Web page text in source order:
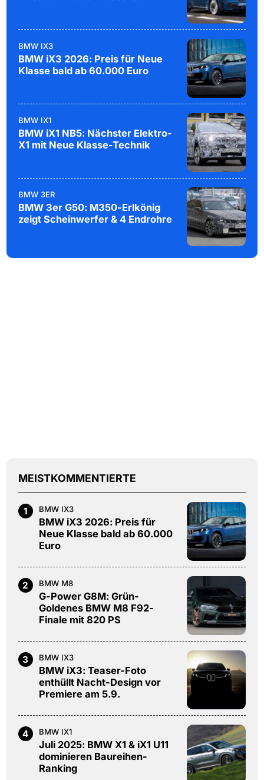
BMW IX3
BMW iX3 2026: Preis für Neue
Klasse bald ab 60.000 Euro
BMW IX1
BMW iX1 NB5: Nächster Elektro-
X1 mit Neue Klasse-Technik
BMW 3ER
BMW 3er G50: M350-Erlkönig
zeigt Scheinwerfer & 4 Endrohre
MEISTKOMMENTIERTE
1 BMW IX3
BMW iX3 2026: Preis für
Neue Klasse bald ab 60.000
Euro
2 BMW M8
G-Power G8M: Grün-
Goldenes BMW M8 F92-
Finale mit 820 PS
3 BMW IX3
BMW iX3: Teaser-Foto
enthüllt Nacht-Design vor
Premiere am 5.9.
4 BMW IX1
Juli 2025: BMW X1 & iX1 U11
dominieren Baureihen-
Ranking